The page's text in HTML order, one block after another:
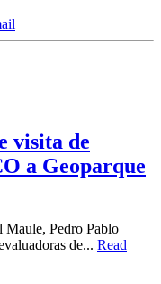
visita de
a Geoparque
Maule, Pedro Pablo
de... Read